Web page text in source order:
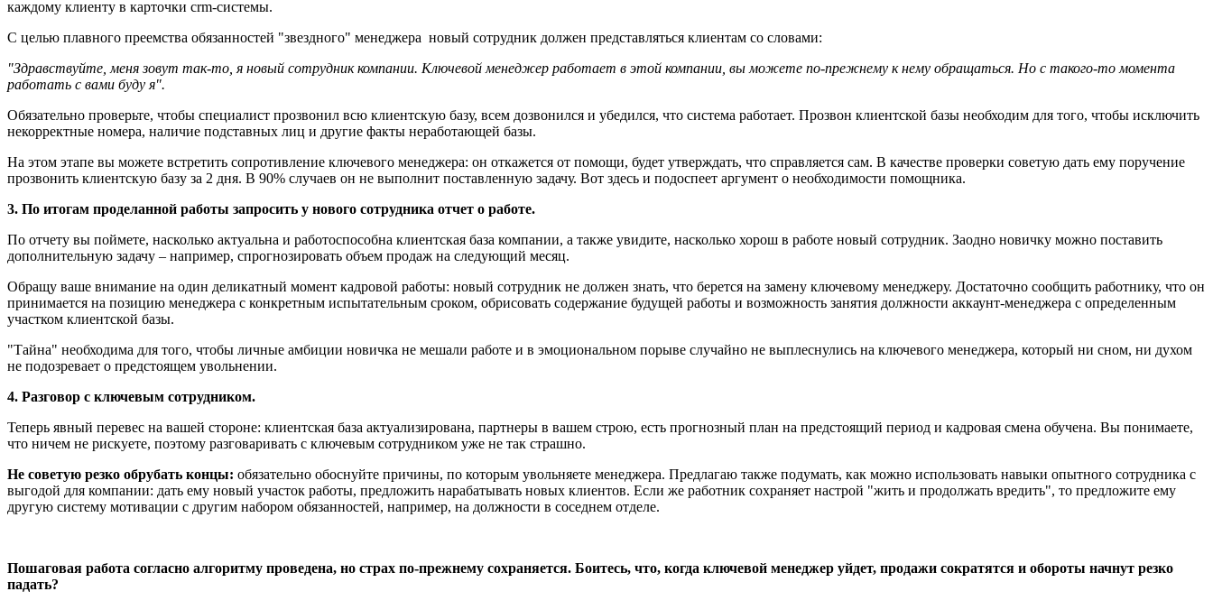
каждому клиенту в карточки crm-системы.
С целью плавного преемства обязанностей "звездного" менеджера новый сотрудник должен представляться клиентам со словами:
"Здравствуйте, меня зовут так-то, я новый сотрудник компании. Ключевой менеджер работает в этой компании, вы можете по-прежнему к нему обращаться. Но с такого-то момента
работать с вами буду я".
Обязательно проверьте, чтобы специалист прозвонил всю клиентскую базу, всем дозвонился и убедился, что система работает. Прозвон клиентской базы необходим для того, чтобы исключить
некорректные номера, наличие подставных лиц и другие факты неработающей базы.
На этом этапе вы можете встретить сопротивление ключевого менеджера: он откажется от помощи, будет утверждать, что справляется сам. В качестве проверки советую дать ему поручение
прозвонить клиентскую базу за 2 дня. В 90% случаев он не выполнит поставленную задачу. Вот здесь и подоспеет аргумент о необходимости помощника.
3. По итогам проделанной работы запросить у нового сотрудника отчет о работе.
По отчету вы поймете, насколько актуальна и работоспособна клиентская база компании, а также увидите, насколько хорош в работе новый сотрудник. Заодно новичку можно поставить
дополнительную задачу – например, спрогнозировать объем продаж на следующий месяц.
Обращу ваше внимание на один деликатный момент кадровой работы: новый сотрудник не должен знать, что берется на замену ключевому менеджеру. Достаточно сообщить работнику, что он
принимается на позицию менеджера с конкретным испытательным сроком, обрисовать содержание будущей работы и возможность занятия должности аккаунт-менеджера с определенным
участком клиентской базы.
"Тайна" необходима для того, чтобы личные амбиции новичка не мешали работе и в эмоциональном порыве случайно не выплеснулись на ключевого менеджера, который ни сном, ни духом
не подозревает о предстоящем увольнении.
4. Разговор с ключевым сотрудником.
Теперь явный перевес на вашей стороне: клиентская база актуализирована, партнеры в вашем строю, есть прогнозный план на предстоящий период и кадровая смена обучена. Вы понимаете,
что ничем не рискуете, поэтому разговаривать с ключевым сотрудником уже не так страшно.
Не советую резко обрубать концы: обязательно обоснуйте причины, по которым увольняете менеджера. Предлагаю также подумать, как можно использовать навыки опытного сотрудника с
выгодой для компании: дать ему новый участок работы, предложить нарабатывать новых клиентов. Если же работник сохраняет настрой "жить и продолжать вредить", то предложите ему
другую систему мотивации с другим набором обязанностей, например, на должности в соседнем отделе.
Пошаговая работа согласно алгоритму проведена, но страх по-прежнему сохраняется. Боитесь, что, когда ключевой менеджер уйдет, продажи сократятся и обороты начнут резко
падать?